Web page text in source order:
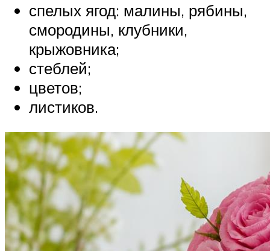
спелых ягод: малины, рябины,
смородины, клубники,
крыжовника;
стеблей;
цветов;
листиков.